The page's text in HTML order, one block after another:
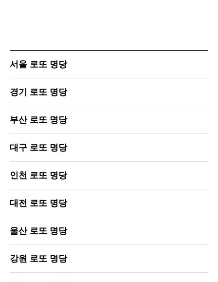
서울 로또 명당
경기 로또 명당
부산 로또 명당
대구 로또 명당
인천 로또 명당
대전 로또 명당
울산 로또 명당
강원 로또 명당